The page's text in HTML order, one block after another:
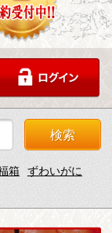
検索
箱 ずわいがに